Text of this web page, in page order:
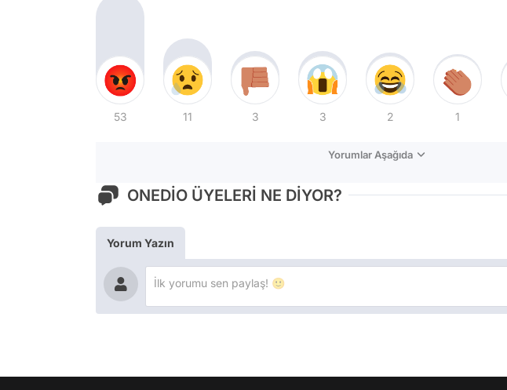
53 11 3 3 2 1
Yorumlar Aşağıda
ONEDİO ÜYELERİ NE DİYOR?
Yorum Yazın